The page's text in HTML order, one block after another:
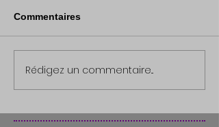
Commentaires
Rédigez un commentaire...